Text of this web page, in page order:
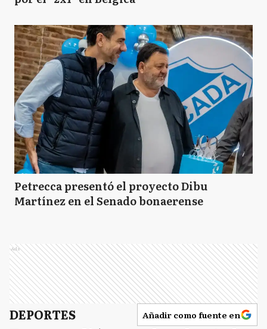
Petrecca presentó el proyecto Dibu
Martínez en el Senado bonaerense
Ads
DEPORTES Añadir como fuente en